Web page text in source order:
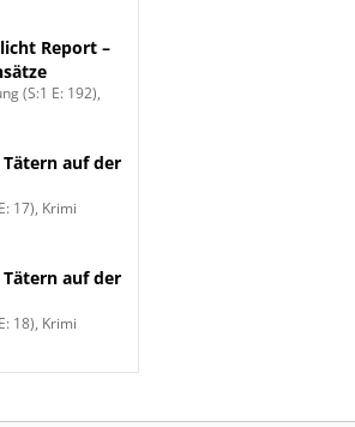
Report –
(S:1 E: 192),
Tätern auf der
17), Krimi
Tätern auf der
18), Krimi